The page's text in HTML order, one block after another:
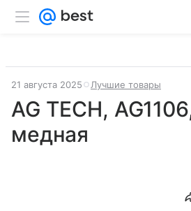
21 августа 2025 Лучшие товары
AG TECH,
медная